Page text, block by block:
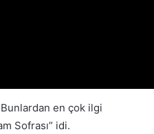
en çok ilgi
Sofrası” idi.